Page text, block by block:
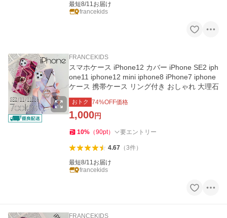
最短8/11お届け
francekids
FRANCEKIDS
スマホケース iPhone12 カバー iPhone SE2 iph
one11 iphone12 mini iphone8 iPhone7 iphone
ケース 携帯ケース リング付き おしゃれ 大理石
おトク 74%OFF価格
1,000円
10% （90pt） 要エントリー
4.67（3件）
最短8/11お届け
francekids
FRANCEKIDS